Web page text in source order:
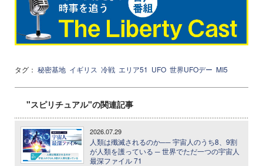
タグ： 秘密基地 イギリス 冷戦 エリア51 UFO 世界UFOデー MI5
"スピリチュアル"の関連記事
2026.07.29
人類は殲滅されるのか── 宇宙人のうち8、9割
が人類を護っている ─ 世界でただ一つの宇宙人
最深ファイル 71